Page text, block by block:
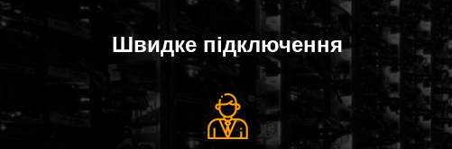
Швидке пiдключення